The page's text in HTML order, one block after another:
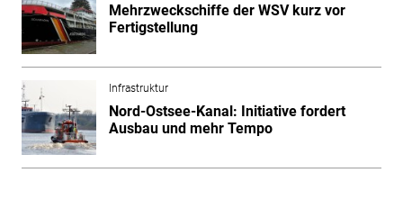
Mehrzweckschiffe der WSV kurz vor
Fertigstellung
Infrastruktur
Nord-Ostsee-Kanal: Initiative fordert
Ausbau und mehr Tempo